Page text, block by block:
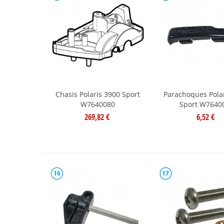
Chasis Polaris 3900 Sport
W7640080
269,82 €
Parachoques
Sport
6,52 €
16 17